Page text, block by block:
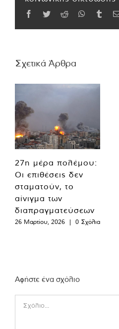
Facebook
TwitterReddit WhatsApp
Σχετικά Άρθρα
27η μέρα πολέμου:
Οι επιθέσεις δεν
σταματούν, το
αίνιγμα των
διαπραγματεύσεων
26 Μαρτίου, 2026 | 0 Σχόλια
Αφήστε ένα σχόλιο